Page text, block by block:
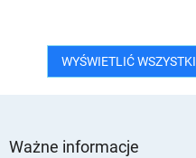
WYŚWIETLIĆ
Ważne informacje